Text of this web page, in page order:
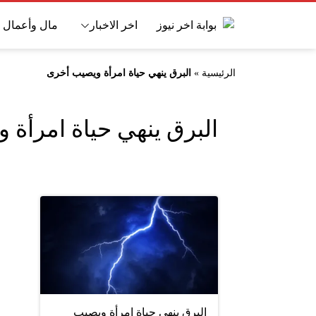
اخر الاخبار مال وأعمال
الرئيسية » البرق ينهي حياة امرأة ويصيب أخرى
البرق ينهي حياة
البرق ينهي حياة امرأة ويصيب